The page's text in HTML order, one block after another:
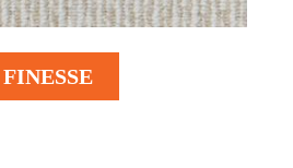
FINESSE